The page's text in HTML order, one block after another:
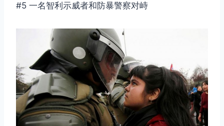
#5 一名智利示威者和防暴警察对峙